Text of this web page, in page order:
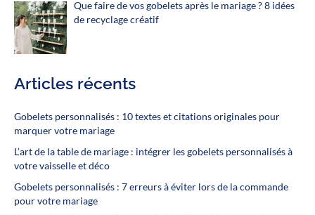
Que faire de vos gobelets après le mariage ? 8 idées
de recyclage créatif
Articles récents
Gobelets personnalisés : 10 textes et citations originales pour
marquer votre mariage
L’art de la table de mariage : intégrer les gobelets personnalisés à
votre vaisselle et déco
Gobelets personnalisés : 7 erreurs à éviter lors de la commande
pour votre mariage